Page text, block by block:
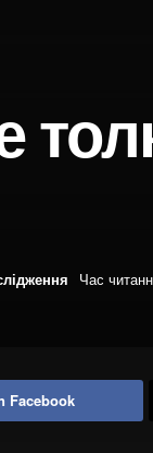
Час
Facebook